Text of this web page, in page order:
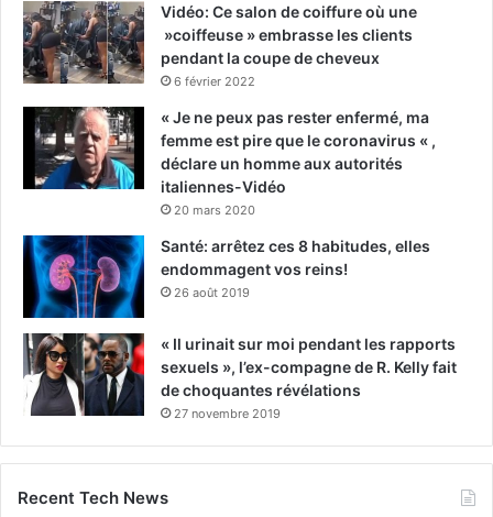
Vidéo: Ce salon de coiffure où une
»coiffeuse » embrasse les clients
pendant la coupe de cheveux
6 février 2022
« Je ne peux pas rester enfermé, ma
femme est pire que le coronavirus « ,
déclare un homme aux autorités
italiennes-Vidéo
20 mars 2020
Santé: arrêtez ces 8 habitudes, elles
endommagent vos reins!
26 août 2019
« Il urinait sur moi pendant les rapports
sexuels », l’ex-compagne de R. Kelly fait
de choquantes révélations
27 novembre 2019
Recent Tech News